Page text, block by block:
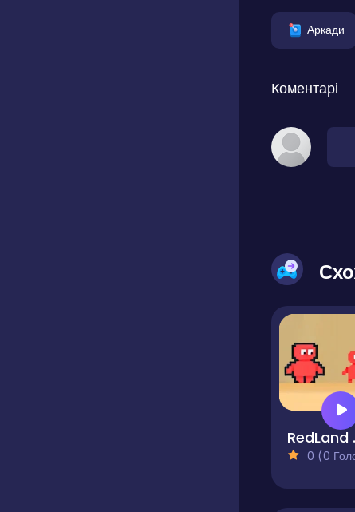
Аркади
Коментарі
0 (0